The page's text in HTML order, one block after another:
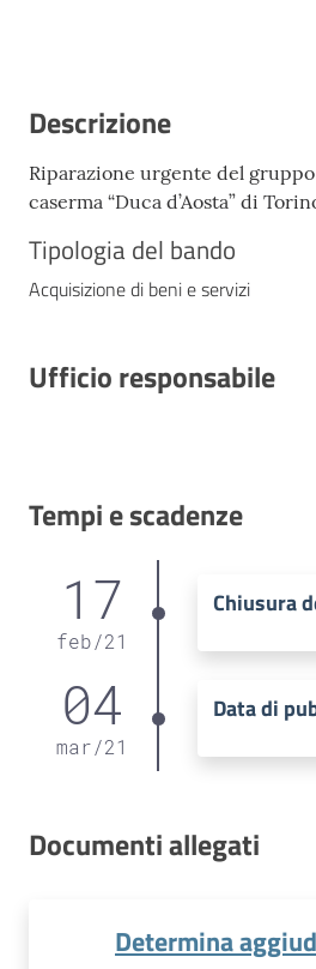
Descrizione
Riparazione urgente del
caserma “Duca d’Aosta” di
Tipologia del bando
Acquisizione di beni e servizi
Ufficio responsabile
Tempi e scadenze
17
feb/21
Chiusura
04
mar/21
Data di
Documenti allegati
Determina